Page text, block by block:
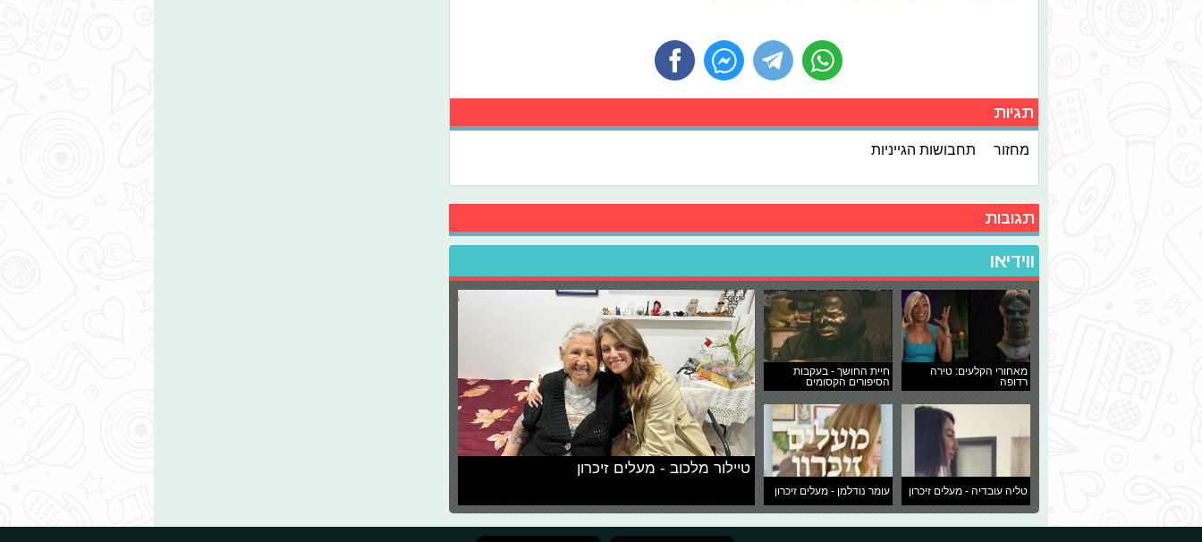
תגיות
מחזור תחבושות הגייניות
תגובות
ווידיאו
מאחורי הקלעים: טירה
רדופה
חיית החושך - בעקבות
הסיפורים הקסומים
טליה עובדיה - מעלים זיכרון עומר נודלמן - מעלים זיכרון
טיילור מלכוב - מעלים זיכרון